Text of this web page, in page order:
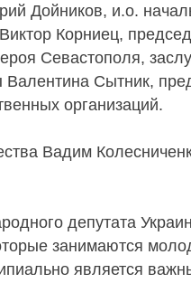
Дойников, и.о.
Корниец,
Севастополя,
Валентина Сытник,
организаций.
Вадим
депутата
занимаются
является